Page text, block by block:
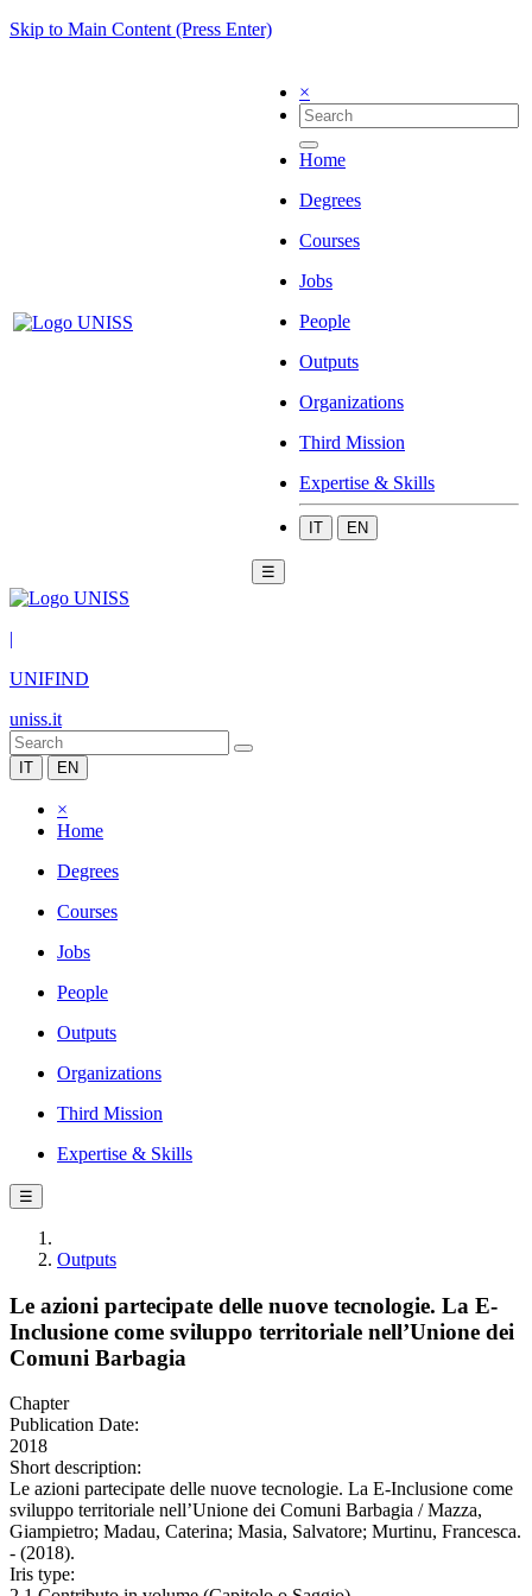
Skip to Main Content (Press Enter)
×
Home
Degrees
Courses
Jobs
People
Outputs
Organizations
Third Mission
Expertise & Skills
IT EN
☰
|
UNIFIND
uniss.it
IT EN
×
Home
Degrees
Courses
Jobs
People
Outputs
Organizations
Third Mission
Expertise & Skills
☰
Outputs
Le azioni partecipate delle nuove tecnologie. La E-
Inclusione come sviluppo territoriale nell’Unione dei
Comuni Barbagia
Chapter
Publication Date:
2018
Short description:
Le azioni partecipate delle nuove tecnologie. La E-Inclusione come
sviluppo territoriale nell’Unione dei Comuni Barbagia / Mazza,
Giampietro; Madau, Caterina; Masia, Salvatore; Murtinu, Francesca.
- (2018).
Iris type: